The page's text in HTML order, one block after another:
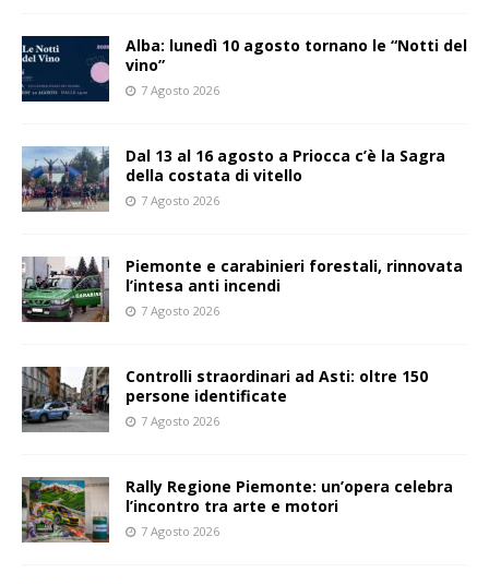
Alba: lunedì 10 agosto tornano le “Notti del
vino”
7 Agosto 2026
Dal 13 al 16 agosto a Priocca c’è la Sagra
della costata di vitello
7 Agosto 2026
Piemonte e carabinieri forestali, rinnovata
l’intesa anti incendi
7 Agosto 2026
Controlli straordinari ad Asti: oltre 150
persone identificate
7 Agosto 2026
Rally Regione Piemonte: un’opera celebra
l’incontro tra arte e motori
7 Agosto 2026